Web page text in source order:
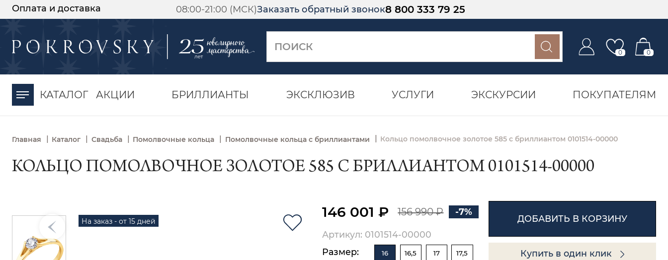
Оплата и доставка 08:00-21:00 (МСК)Заказать обратный звонок8 800 333 79 25
0 0
КАТАЛОГ АКЦИИ БРИЛЛИАНТЫ ЭКСКЛЮЗИВ УСЛУГИ ЭКСКУРСИИ ПОКУПАТЕЛЯМ
Главная | Каталог | Свадьба | Помолвочные кольца | Помолвочные кольца с бриллиантами Кольцо помолвочное золотое 585 с бриллиантом 0101514-00000
КОЛЬЦО ПОМОЛВОЧНОЕ ЗОЛОТОЕ 585 С БРИЛЛИАНТОМ 0101514-00000
На заказ - от 15 дней
146 001 ₽ 156 990 ₽ -7%
Артикул: 0101514-00000
Размер:
16 16,5 17 17,5
ДОБАВИТЬ В КОРЗИНУ
Купить в один клик
-30%
момента оплаты